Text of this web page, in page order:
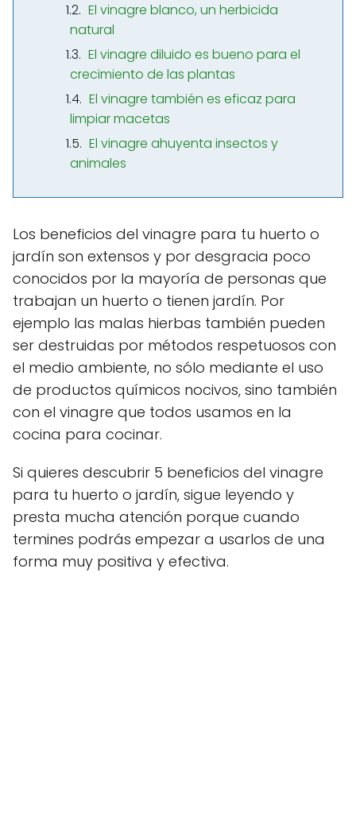
El vinagre blanco, un herbicida
natural
El vinagre diluido es bueno para el
crecimiento de las plantas
El vinagre también es eficaz para
limpiar macetas
El vinagre ahuyenta insectos y
animales
Los beneficios del vinagre para tu huerto o
jardín son extensos y por desgracia poco
conocidos por la mayoría de personas que
trabajan un huerto o tienen jardín. Por
ejemplo las malas hierbas también pueden
ser destruidas por métodos respetuosos con
el medio ambiente, no sólo mediante el uso
de productos químicos nocivos, sino también
con el vinagre que todos usamos en la
cocina para cocinar.
Si quieres descubrir 5 beneficios del vinagre
para tu huerto o jardín, sigue leyendo y
presta mucha atención porque cuando
termines podrás empezar a usarlos de una
forma muy positiva y efectiva.